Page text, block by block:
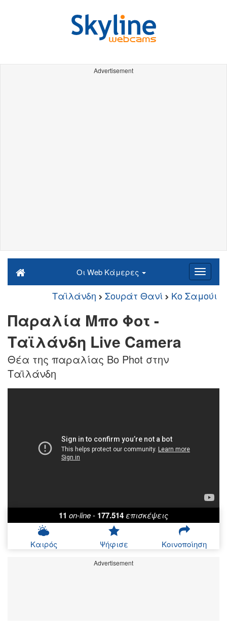
Advertisement
Οι Web Κάμερες
Ταϊλάνδη Σουράτ Θανί Κο Σαμούι
Παραλία Μπο Φοτ -
Ταϊλάνδη Live Camera
Θέα της παραλίας Bo Phot στην
Ταϊλάνδη
11 on-line- 177.514επισκέψεις
Καιρός Ψήφισε Κοινοποίηση
Advertisement